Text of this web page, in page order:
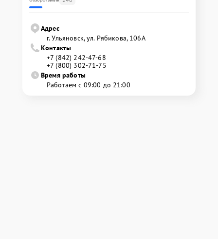
Адрес
г. Ульяновск, ул. Рябикова, 106А
Контакты
+7 (842) 242-47-68
+7 (800) 302-71-75
Время работы
Работаем с 09:00 до 21:00